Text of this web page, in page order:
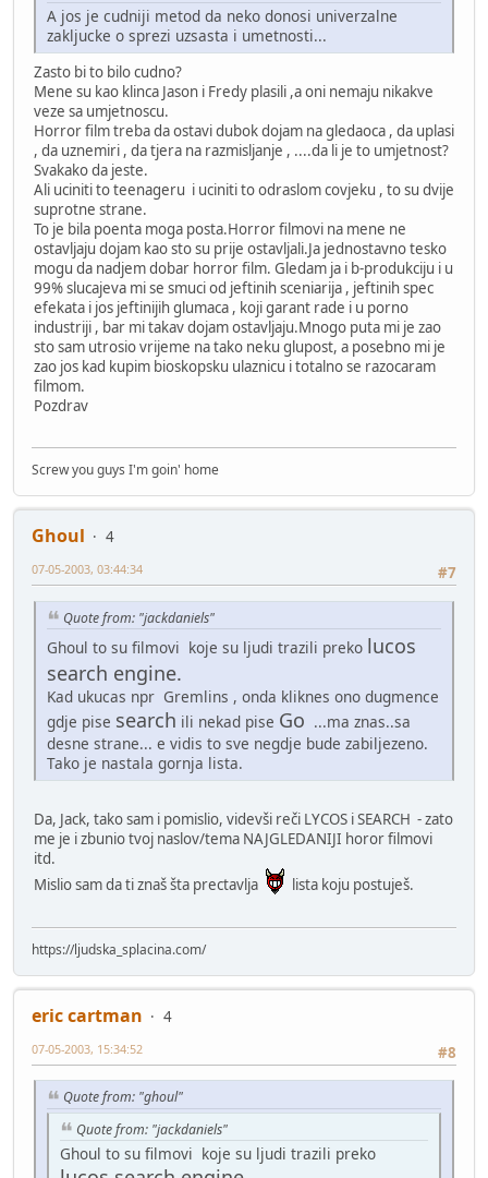
A jos je cudniji metod da neko donosi univerzalne
zakljucke o sprezi uzsasta i umetnosti...
Zasto bi to bilo cudno?
Mene su kao klinca Jason i Fredy plasili ,a oni nemaju nikakve
veze sa umjetnoscu.
Horror film treba da ostavi dubok dojam na gledaoca , da uplasi
, da uznemiri , da tjera na razmisljanje , ....da li je to umjetnost?
Svakako da jeste.
Ali uciniti to teenageru i uciniti to odraslom covjeku , to su dvije
suprotne strane.
To je bila poenta moga posta.Horror filmovi na mene ne
ostavljaju dojam kao sto su prije ostavljali.Ja jednostavno tesko
mogu da nadjem dobar horror film. Gledam ja i b-produkciju i u
99% slucajeva mi se smuci od jeftinih sceniarija , jeftinih spec
efekata i jos jeftinijih glumaca , koji garant rade i u porno
industriji , bar mi takav dojam ostavljaju.Mnogo puta mi je zao
sto sam utrosio vrijeme na tako neku glupost, a posebno mi je
zao jos kad kupim bioskopsku ulaznicu i totalno se razocaram
filmom.
Pozdrav
Screw you guys I'm goin' home
Ghoul
4
#7
07-05-2003, 03:44:34
Quote from: "jackdaniels"
Ghoul to su filmovi koje su ljudi trazili preko lucos
search engine.
Kad ukucas npr Gremlins , onda kliknes ono dugmence
gdje pise search ili nekad pise Go ...ma znas..sa
desne strane... e vidis to sve negdje bude zabiljezeno.
Tako je nastala gornja lista.
Da, Jack, tako sam i pomislio, videvši reči LYCOS i SEARCH - zato
me je i zbunio tvoj naslov/tema NAJGLEDANIJI horor filmovi
itd.
Mislio sam da ti znaš šta prectavlja
lista koju postuješ.
https://ljudska_splacina.com/
eric cartman
4
#8
07-05-2003, 15:34:52
Quote from: "ghoul"
Quote from: "jackdaniels"
Ghoul to su filmovi koje su ljudi trazili preko